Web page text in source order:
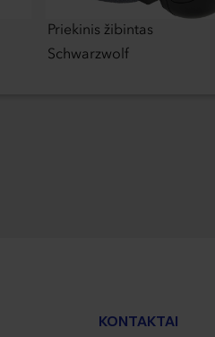
Priekinis žibintas
Schwarzwolf
KONTAKTAI